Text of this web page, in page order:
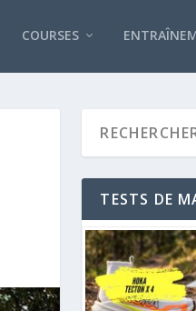
COURSES
TESTS DE